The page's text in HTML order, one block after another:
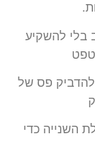
בלי להשקיע
להדביק פס של
השנייה כדי